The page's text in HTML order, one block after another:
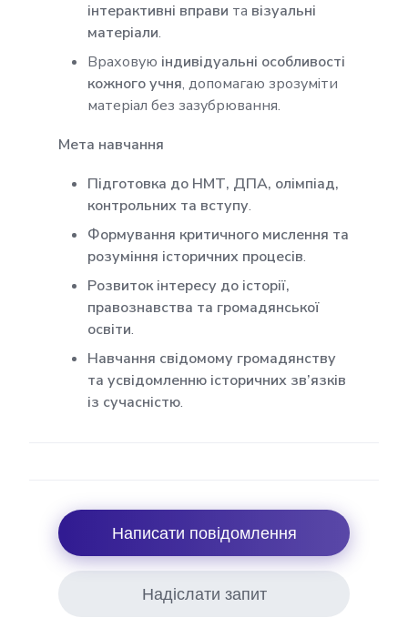
інтерактивні вправи та візуальні
матеріали.
Враховую індивідуальні особливості
кожного учня, допомагаю зрозуміти
матеріал без зазубрювання.
Мета навчання
Підготовка до НМТ, ДПА, олімпіад,
контрольних та вступу.
Формування критичного мислення та
розуміння історичних процесів.
Розвиток інтересу до історії,
правознавства та громадянської
освіти.
Навчання свідомому громадянству
та усвідомленню історичних зв’язків
із сучасністю.
Написати повідомлення
Надіслати запит